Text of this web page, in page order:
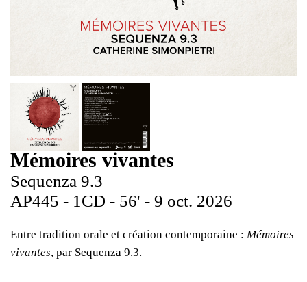
Mémoires vivantes
Sequenza 9.3
AP445 - 1CD - 56' - 9 oct. 2026
Entre tradition orale et création contemporaine : Mémoires
vivantes, par Sequenza 9.3.